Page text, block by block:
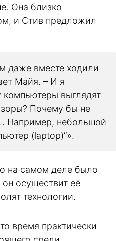
Она близко
и Стив предложил
даже вместе ходили
Майя. – И я
компьютеры выглядят
Почему бы не
Например, небольшой
(laptop)”».
на самом деле было
осуществит её
технологии.
время практически